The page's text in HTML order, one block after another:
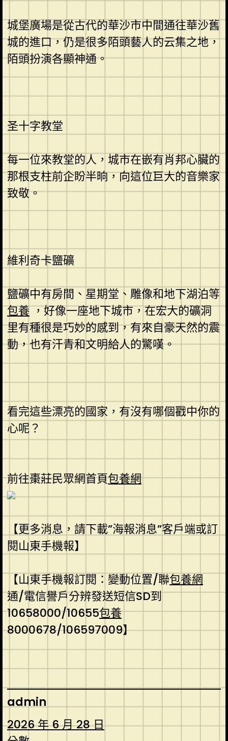
城堡廣場是從古代的華沙市中間通往華沙舊
城的進口，仍是很多陌頭藝人的云集之地，
陌頭扮演各顯神通。
圣十字教堂
每一位來教堂的人，城市在嵌有肖邦心臟的
那根支柱前企盼半晌，向這位巨大的音樂家
致敬。
維利奇卡鹽礦
鹽礦中有房間、星期堂、雕像和地下湖泊等
包養，好像一座地下城市，在宏大的礦洞
里有種很是巧妙的感到，有來自豪天然的震
動，也有汗青和文明給人的驚嘆。
看完這些漂亮的國家，有沒有哪個戳中你的
心呢？
前往棗莊民眾網首頁包養網
【更多消息，請下載”海報消息”客戶端或訂
閱山東手機報】
【山東手機報訂閱：變動位置/聯包養網
通/電信譽戶分辨發送短信SD到
10658000/10655包養
8000678/106597009】
admin
2026 年 6 月 28 日